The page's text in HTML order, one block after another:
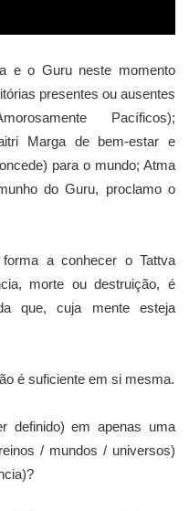
e o Guru neste momento
presentes ou ausentes
Pacíficos);
Marga de bem-estar e
para o mundo; Atma
do Guru, proclamo o
a conhecer o Tattva
morte ou destruição, é
que, cuja mente esteja
é suficiente em si mesma.
definido) em apenas uma
/ mundos / universos)